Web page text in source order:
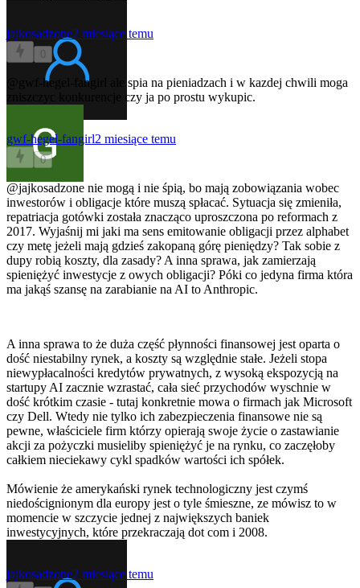
jajkosadzone2 miesiące temu
0
@gwf-hegel-fangirl
ale spia na pieniadzach i w kazdej chwili moga
zniszczyc konkurencje czy ja po prostu wykupic.
gwf-hegel-fangirl2 miesiące temu
0
@jajkosadzone nie mogą i nie śpią, bo mają zobowiązania wobec
inwestorów i obligacje które muszą spłacać. Sytuacja się zmieniła,
repatriacja gotówki została znacząco uproszczona po reformach z
2017. Wyjaśnij mi jaki ma sens emitowanie obligacji przez alphabet
czy metę jeżeli mają gdzieś zakopaną górę pieniędzy? Tak sobie z
dupy robią koszty, dla zasady? A inna sprawa, jak zamierzają
spieniężyć inwestycje z owych obligacji? Póki co jedyna firma która
ma jakąś szansę na zarabianie na AI to Anthropic.
A inna sprawa to że duża część płynności finansowej jest oparta o
dość niestabilny rynek, a koszty są względnie stałe. Jeżeli stopa
niewypłacalności kredytów prywatnych, z wysoką ekspozycją na
startupy AI zacznie wzrastać, cała sieć przychodów wyschnie w
dość krótkim czasie - tutaj konkretnie mowa o firmach jak Microsoft
czy Dell. Wtedy nie tylko ich zabezpieczenia finansowe nie są
pewne, właściciele firm którzy opierają swoje życie o zastawianie
akcji za pożyczki musieliby spieniężyć je na rynku, co zaczęłoby
całkiem nieciekawy cykl spadków wartości ich spółek.
Mówienie że amerykański rynek technologiczny jest czymś
niedoścignionym dla europy jest o tyle śmieszne, ze mówisz to w
momencie w szczycie jednej z największych baniek
inwestycyjnych, które przekraczają dot com i 2008.
jajkosadzone2 miesiące temu